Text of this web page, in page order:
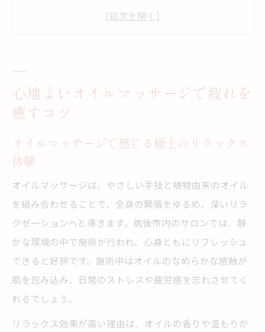
筑後のオイルマッサージで日常疲労を和ら
肩こりや全身疲労に効くオイルマッサージ
の魅力
筑後周辺で受けたオイルマッサージの感想
オイルマッサージで足のむくみが変わる理
由
リンパマッサージと組み合わせたむくみ改
善術
実感できるオイルマッサージの嬉しい変化
心地よいオイルマッサージで疲れを
癒すコツ
オイルマッサージで感じる極上のリラックス
体験
オイルマッサージは、やさしい手技と植物由来のオイル
を組み合わせることで、全身の緊張をゆるめ、深いリラ
クゼーションへと導きます。筑後市内のサロンでは、静
かな環境の中で施術が行われ、心身ともにリフレッシュ
できると好評です。施術中はオイルのなめらかな感触が
肌を包み込み、日常のストレスや疲労感を忘れさせてく
れるでしょう。
リラックス効果が高い理由は、オイルの香りや温もりが